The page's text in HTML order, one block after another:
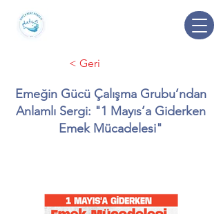
< Geri
Emeğin Gücü Çalışma Grubu’ndan
Anlamlı Sergi: "1 Mayıs’a Giderken
Emek Mücadelesi"